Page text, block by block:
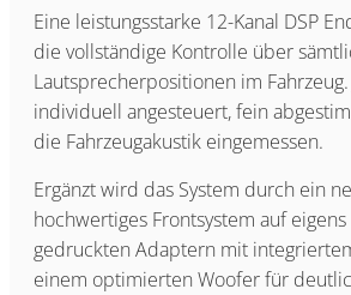
Eine leistungsstarke 12-Kanal DSP
die vollständige Kontrolle über
Lautsprecherpositionen im
individuell angesteuert, fein
die Fahrzeugakustik eingemessen.
Ergänzt wird das System durch ein
hochwertiges Frontsystem auf
gedruckten Adaptern mit
einem optimierten Woofer für